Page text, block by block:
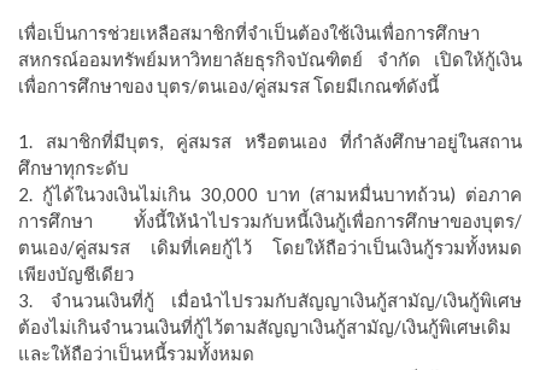
เพื่อเป็นการช่วยเหลือสมาชิกที่จำเป็นต้องใช้เงินเพื่อการศึกษา
สหกรณ์ออมทรัพย์มหาวิทยาลัยธุรกิจบัณฑิตย์ จำกัด เปิดให้กู้เงิน
เพื่อการศึกษาของ บุตร/ตนเอง/คู่สมรส โดยมีเกณฑ์ดังนี้
1. สมาชิกที่มีบุตร, คู่สมรส หรือตนเอง ที่กำลังศึกษาอยู่ในสถาน
ศึกษาทุกระดับ
2. กู้ได้ในวงเงินไม่เกิน 30,000 บาท (สามหมื่นบาทถ้วน) ต่อภาค
การศึกษา ทั้งนี้ให้นำไปรวมกับหนี้เงินกู้เพื่อการศึกษาของบุตร/
ตนเอง/คู่สมรส เดิมที่เคยกู้ไว้ โดยให้ถือว่าเป็นเงินกู้รวมทั้งหมด
เพียงบัญชีเดียว
3. จำนวนเงินที่กู้ เมื่อนำไปรวมกับสัญญาเงินกู้สามัญ/เงินกู้พิเศษ
ต้องไม่เกินจำนวนเงินที่กู้ไว้ตามสัญญาเงินกู้สามัญ/เงินกู้พิเศษเดิม
และให้ถือว่าเป็นหนี้รวมทั้งหมด